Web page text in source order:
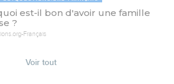
est-il bon d'avoir une famille
?
Français
Voir tout